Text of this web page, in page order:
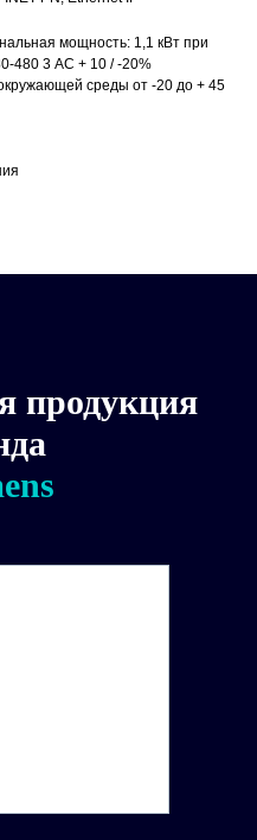
мощность: 1,1 кВт при
480 3 AC + 10 / -20%
среды от -20 до + 45
продукция